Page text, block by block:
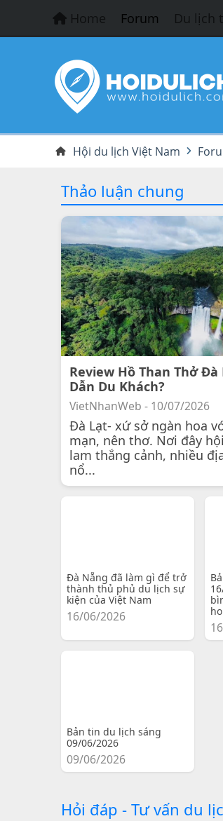
Home Forum Du lịch
Hội du lịch Việt Nam
Thảo luận chung
Review Hồ Than Thở Đà
Dẫn Du Khách?
VietNhanWeb - 10/07/2026
Đà Lạt- xứ sở ngàn hoa
mạn, nên thơ. Nơi đây
lam thắng cảnh, nhiều
nổ...
Đà Nẵng đã làm gì để trở
thành thủ phủ du lịch sự
kiện của Việt Nam
16/06/2026
Bản tin du lịch sáng
09/06/2026
09/06/2026
Hỏi đáp - Tư vấn du